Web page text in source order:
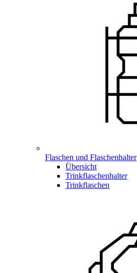
Flaschen und Flaschenhalter
Übersicht
Trinkflaschenhalter
Trinkflaschen